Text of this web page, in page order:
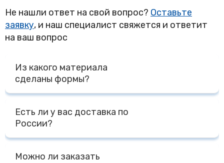
Не нашли ответ на свой вопрос? Оставьте
заявку, и наш специалист свяжется и ответит
на ваш вопрос
Из какого материала
сделаны формы?
Все наши формы и изделия из силикона сделаны из
премиального пищевого силикона на основе платины
Есть ли у вас доставка по
России?
Доставка по России осуществляется Транспортными
Компаниями - ПЭК, СДЭК, Деловые Линии, КИТ, либо
Можно ли заказать